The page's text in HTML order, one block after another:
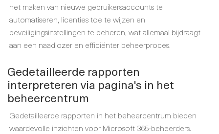
het maken van nieuwe gebruikersaccounts te
automatiseren, licenties toe te wijzen en
beveiligingsinstellingen te beheren, wat allemaal bijdraagt
aan een naadlozer en efficiënter beheerproces.
Gedetailleerde rapporten
interpreteren via pagina's in het
beheercentrum
Gedetailleerde rapporten in het beheercentrum bieden
waardevolle inzichten voor Microsoft 365-beheerders.